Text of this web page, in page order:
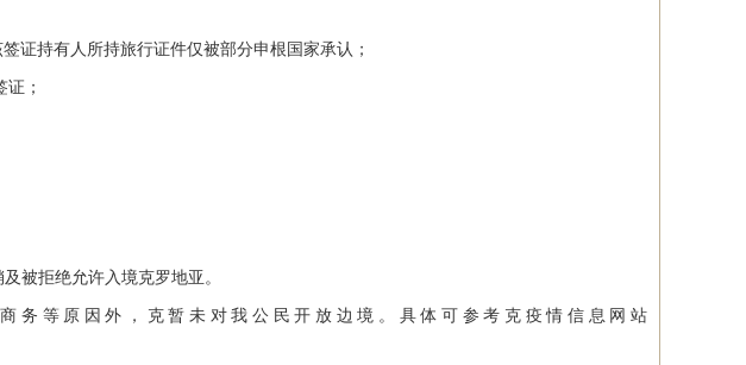
持有人所持旅行证件仅被部分申根国家承认；
；
拒绝允许入境克罗地亚。
等原因外，克暂未对我公民开放边境。具体可参考克疫情信息网站